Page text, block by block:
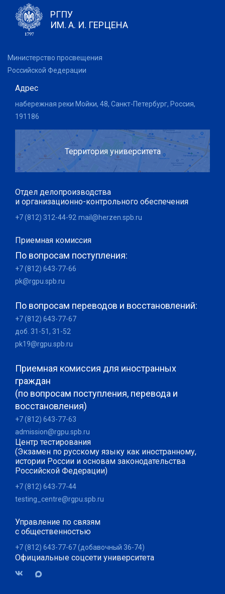
РГПУ
ИМ. А. И. ГЕРЦЕНА
Министерство просвещения
Российской Федерации
Адрес
набережная реки Мойки, 48, Санкт-Петербург, Россия,
191186
Территория университета
Отдел делопроизводства
и организационно-контрольного обеспечения
+7 (812) 312-44-92 mail@herzen.spb.ru
Приемная комиссия
По вопросам поступления:
+7 (812) 643-77-66
pk@rgpu.spb.ru
По вопросам переводов и восстановлений:
+7 (812) 643-77-67
доб. 31-51, 31-52
pk19@rgpu.spb.ru
Приемная комиссия для иностранных
граждан
(по вопросам поступления, перевода и
восстановления)
+7 (812) 643-77-63
admission@rgpu.spb.ru
Центр тестирования
(Экзамен по русскому языку как иностранному,
истории России и основам законодательства
Российской Федерации)
+7 (812) 643-77-44
testing_centre@rgpu.spb.ru
Управление по связям
с общественностью
+7 (812) 643-77-67 (добавочный 36-74)
Официальные соцсети университета